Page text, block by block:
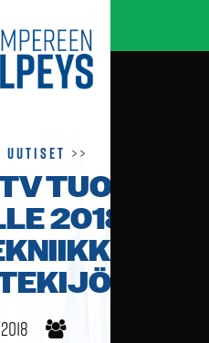
Uutiset >>
TUO
2018